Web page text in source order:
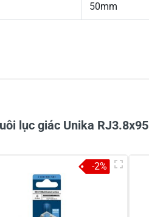
50mm
lục giác Unika RJ3.8x95
-2%